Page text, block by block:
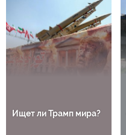
Ищет ли Трамп мира?